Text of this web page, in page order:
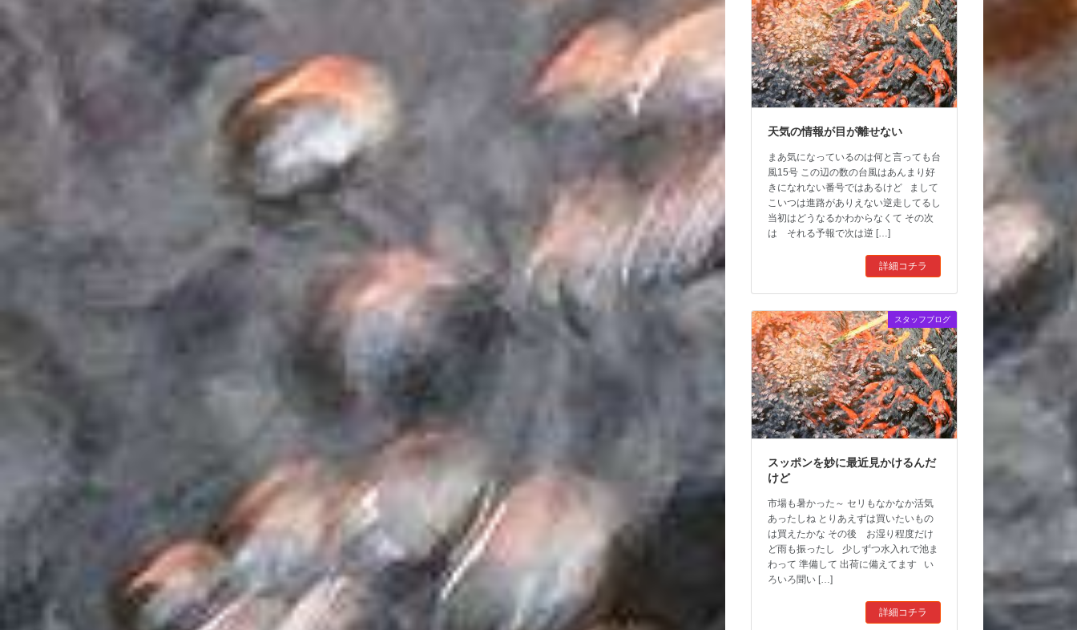
天気の情報が目が離せない
まあ気になっているのは何と言っても台
風15号 この辺の数の台風はあんまり好
きになれない番号ではあるけど まして
こいつは進路がありえない逆走してるし
当初はどうなるかわからなくて その次
は それる予報で次は逆 […]
詳細コチラ
スタッフブログ
スッポンを妙に最近見かけるんだ
けど
市場も暑かった～ セリもなかなか活気
あったしね とりあえずは買いたいもの
は買えたかな その後 お湿り程度だけ
ど雨も振ったし 少しずつ水入れで池ま
わって 準備して 出荷に備えてます い
ろいろ聞い […]
詳細コチラ